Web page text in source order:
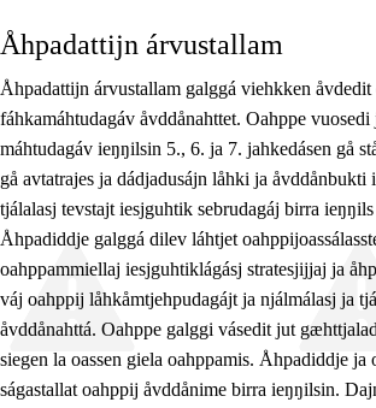
Åhpadattijn árvustallam
Åhpadattijn árvustallam galggá viehkken åvdedit
fáhkamáhtudagáv åvddånahttet. Oahppe vuosedi
máhtudagáv ieŋŋilsin 5., 6. ja 7. jahkedásen gå
gå avtatrajes ja dádjadusájn låhki ja åvddånbukti
tjálalasj tevstajt iesjguhtik sebrudagáj birra
Åhpadiddje galggá dilev láhtjet
oahppammiellaj iesjguhtiklágásj stratesjijjaj ja
váj oahppij låhkåmtjehpudagájt ja njálmálasj ja
åvddånahttá. Oahppe galggi vásedit jut
siegen la oassen giela oahppamis. Åhpadiddje ja
ságastallat oahppij åvddånime birra ieŋŋilsin.